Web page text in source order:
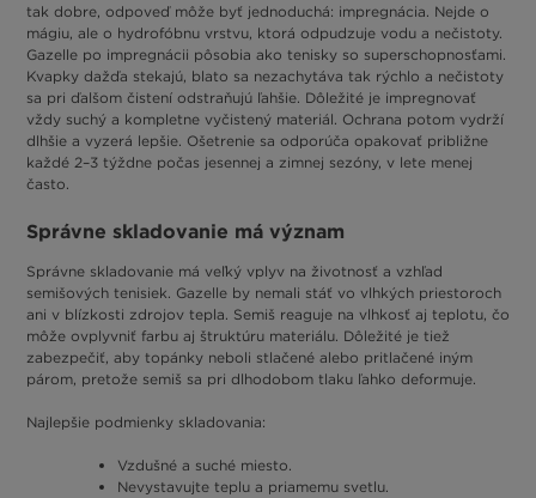
tak dobre, odpoveď môže byť jednoduchá: impregnácia. Nejde o
mágiu, ale o hydrofóbnu vrstvu, ktorá odpudzuje vodu a nečistoty.
Gazelle po impregnácii pôsobia ako tenisky so superschopnosťami.
Kvapky dažďa stekajú, blato sa nezachytáva tak rýchlo a nečistoty
sa pri ďalšom čistení odstraňujú ľahšie. Dôležité je impregnovať
vždy suchý a kompletne vyčistený materiál. Ochrana potom vydrží
dlhšie a vyzerá lepšie. Ošetrenie sa odporúča opakovať približne
každé 2–3 týždne počas jesennej a zimnej sezóny, v lete menej
často.
Správne skladovanie má význam
Správne skladovanie má veľký vplyv na životnosť a vzhľad
semišových tenisiek. Gazelle by nemali stáť vo vlhkých priestoroch
ani v blízkosti zdrojov tepla. Semiš reaguje na vlhkosť aj teplotu, čo
môže ovplyvniť farbu aj štruktúru materiálu. Dôležité je tiež
zabezpečiť, aby topánky neboli stlačené alebo pritlačené iným
párom, pretože semiš sa pri dlhodobom tlaku ľahko deformuje.
Najlepšie podmienky skladovania:
Vzdušné a suché miesto.
Nevystavujte teplu a priamemu svetlu.